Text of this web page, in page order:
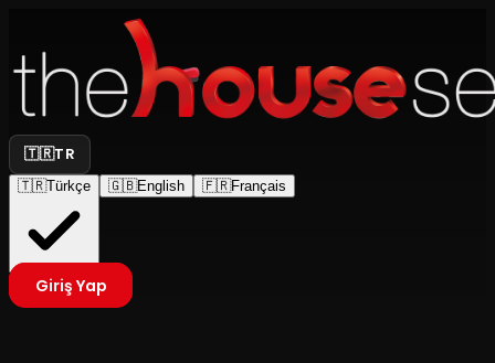
🇹🇷TR
🇹🇷Türkçe 🇬🇧English 🇫🇷Français
Giriş Yap